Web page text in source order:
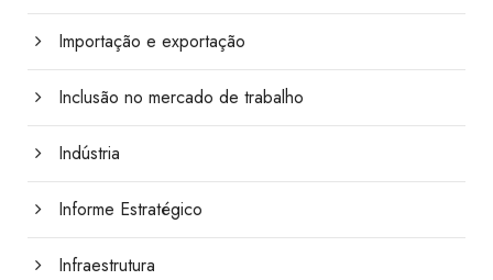
Importação e exportação
Inclusão no mercado de trabalho
Indústria
Informe Estratégico
Infraestrutura